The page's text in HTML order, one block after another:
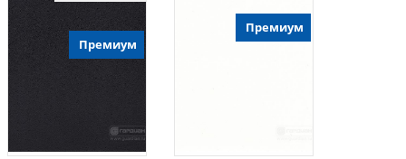
Премиум
Премиум